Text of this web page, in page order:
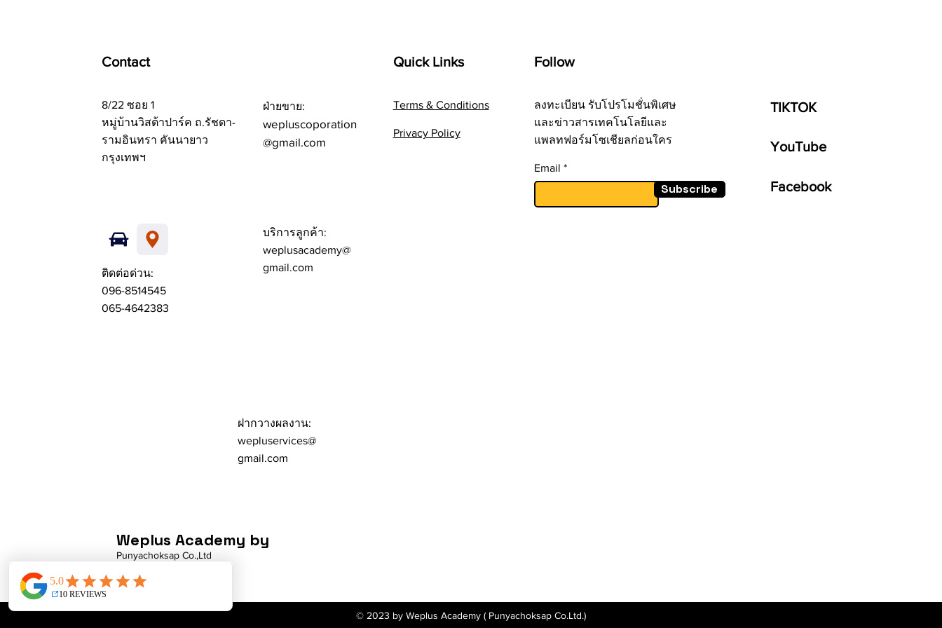
Contact
8/22 ซอย 1
หมู่บ้านวิสต้าปาร์ค ถ.รัชดา-
รามอินทรา คันนายาว
กรุงเทพฯ
ติดต่อด่วน:
096-8514545
065-4642383
ฝ่ายขาย:
wepluscoporation
@gmail.com
บริการลูกค้า:
weplusacademy@
gmail.com
Quick Links
Terms & Conditions
Privacy Policy
Follow
ลงทะเบียน รับโปรโมชั่นพิเศษ
และข่าวสารเทคโนโลยีและ
แพลทฟอร์มโซเชียลก่อนใคร
Email
Subscribe
TIKTOK
YouTube
Facebook
ฝากวางผลงาน:
wepluservices@
gmail.com
Weplus Academy by
Punyachoksap Co.,Ltd
© 2023 by Weplus Academy ( Punyachoksap Co.Ltd.)